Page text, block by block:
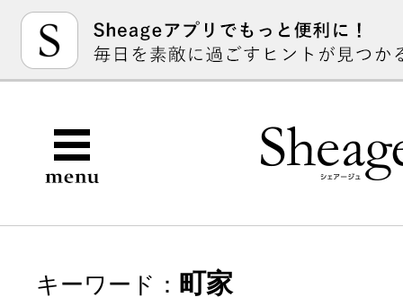
キーワード： 町家